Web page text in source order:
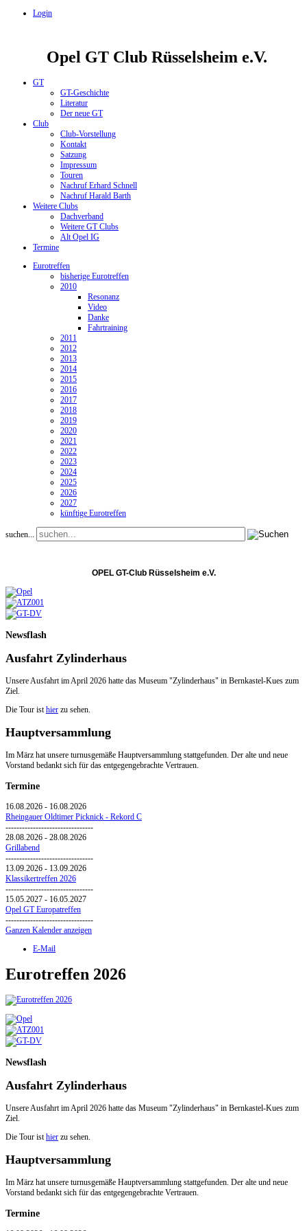
Login
Opel GT Club Rüsselsheim e.V.
GT
GT-Geschichte
Literatur
Der neue GT
Club
Club-Vorstellung
Kontakt
Satzung
Impressum
Touren
Nachruf Erhard Schnell
Nachruf Harald Barth
Weitere Clubs
Dachverband
Weitere GT Clubs
Alt Opel IG
Termine
Eurotreffen
bisherige Eurotreffen
2010
Resonanz
Video
Danke
Fahrtraining
2011
2012
2013
2014
2015
2016
2017
2018
2019
2020
2021
2022
2023
2024
2025
2026
2027
künftige Eurotreffen
suchen...
OPEL GT-Club Rüsselsheim e.V.
Newsflash
Ausfahrt Zylinderhaus
Unsere Ausfahrt im April 2026 hatte das Museum "Zylinderhaus" in Bernkastel-Kues zum
Ziel.
Die Tour isthier zu sehen.
Hauptversammlung
Im März hat unsere turnusgemäße Hauptversammlung stattgefunden. Der alte und neue
Vorstand bedankt sich für das entgegengebrachte Vertrauen.
Termine
16.08.2026 - 16.08.2026
Rheingauer Oldtimer Picknick - Rekord C
--------------------------------
28.08.2026 - 28.08.2026
Grillabend
--------------------------------
13.09.2026 - 13.09.2026
Klassikertreffen 2026
--------------------------------
15.05.2027 - 16.05.2027
Opel GT Europatreffen
--------------------------------
Ganzen Kalender anzeigen
E-Mail
Eurotreffen 2026
Newsflash
Ausfahrt Zylinderhaus
Unsere Ausfahrt im April 2026 hatte das Museum "Zylinderhaus" in Bernkastel-Kues zum
Ziel.
Die Tour isthier zu sehen.
Hauptversammlung
Im März hat unsere turnusgemäße Hauptversammlung stattgefunden. Der alte und neue
Vorstand bedankt sich für das entgegengebrachte Vertrauen.
Termine